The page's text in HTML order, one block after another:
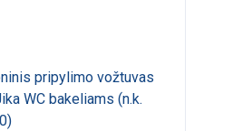
pripylimo vožtuvas
WC bakeliams (n.k.